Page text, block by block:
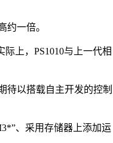
约一倍。
上，PS1010与上一代相
待以搭载自主开发的控制
、采用存储器上添加运